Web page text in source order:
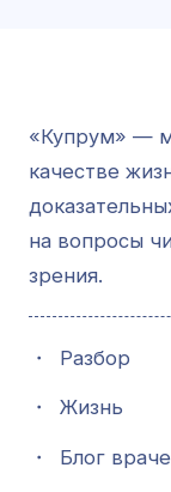
«Купрум» —
качестве
на вопросы
зрения.
・ Разбор
・ Жизнь
・ Блог